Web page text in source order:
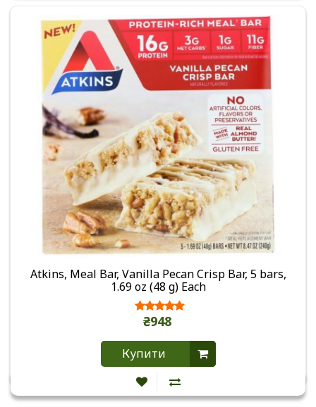
Atkins, Meal Bar, Vanilla Pecan Crisp Bar, 5 bars,
1.69 oz (48 g) Each
₴948
Купити